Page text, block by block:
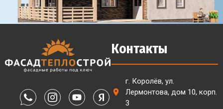
Контакты
г. Королёв, ул.
Лермонтова, дом 10, корп.
3